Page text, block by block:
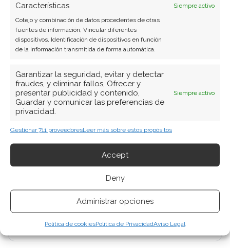
Características
Siempre activo
Cotejo y combinación de datos procedentes de otras
fuentes de información, Vincular diferentes
dispositivos, Identificación de dispositivos en función
de la información transmitida de forma automática.
Garantizar la seguridad, evitar y detectar
fraudes, y eliminar fallos, Ofrecer y
presentar publicidad y contenido,
Guardar y comunicar las preferencias de
privacidad.
Siempre activo
Gestionar 711 proveedoresLeer más sobre estos propósitos
Accept
Deny
Administrar opciones
Política de cookiesPolítica de PrivacidadAviso Legal